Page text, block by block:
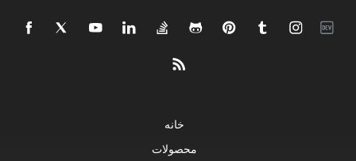
خانه
محصولات